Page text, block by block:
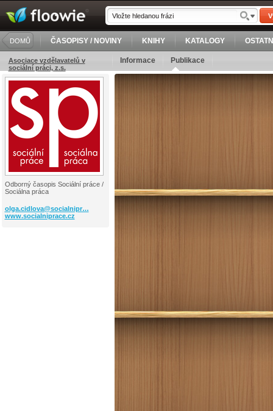
DOMŮ ČASOPISY / NOVINY KNIHY KATALOGY
Asociace vzdělavatelů v
sociální práci, z.s.
Informace Publikace
Odborný časopis Sociální práce /
Sociálna práca
olga.cidlova@socialnipr…
www.socialniprace.cz